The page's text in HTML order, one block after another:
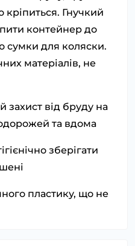
кріпиться. Гнучкий
контейнер до
сумки для коляски.
матеріалів, не
захист від бруду на
та вдома
зберігати
пластику, що не